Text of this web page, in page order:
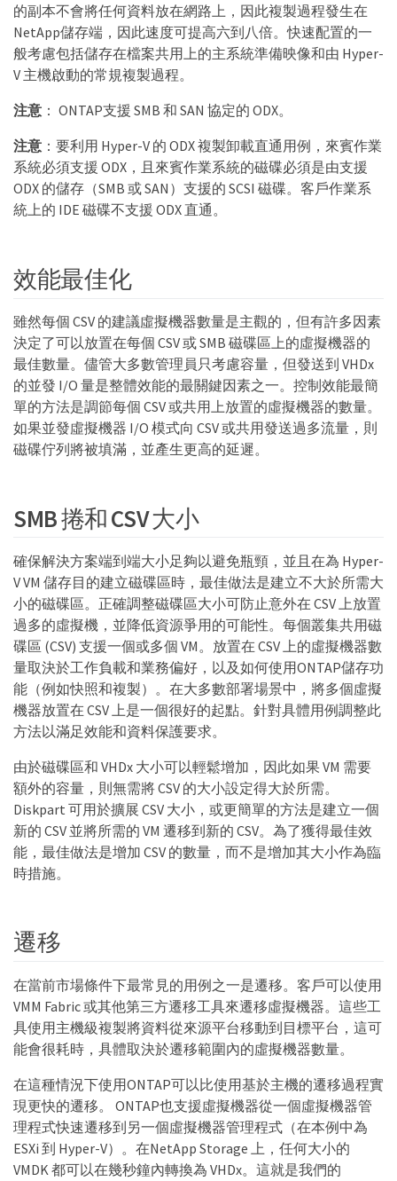
的副本不會將任何資料放在網路上，因此複製過程發生在
NetApp儲存端，因此速度可提高六到八倍。快速配置的一
般考慮包括儲存在檔案共用上的主系統準備映像和由 Hyper-
V 主機啟動的常規複製過程。
注意： ONTAP支援 SMB 和 SAN 協定的 ODX。
注意：要利用 Hyper-V 的 ODX 複製卸載直通用例，來賓作業
系統必須支援 ODX，且來賓作業系統的磁碟必須是由支援
ODX 的儲存（SMB 或 SAN）支援的 SCSI 磁碟。客戶作業系
統上的 IDE 磁碟不支援 ODX 直通。
效能最佳化
雖然每個 CSV 的建議虛擬機器數量是主觀的，但有許多因素
決定了可以放置在每個 CSV 或 SMB 磁碟區上的虛擬機器的
最佳數量。儘管大多數管理員只考慮容量，但發送到 VHDx
的並發 I/O 量是整體效能的最關鍵因素之一。控制效能最簡
單的方法是調節每個 CSV 或共用上放置的虛擬機器的數量。
如果並發虛擬機器 I/O 模式向 CSV 或共用發送過多流量，則
磁碟佇列將被填滿，並產生更高的延遲。
SMB 捲和 CSV 大小
確保解決方案端到端大小足夠以避免瓶頸，並且在為 Hyper-
V VM 儲存目的建立磁碟區時，最佳做法是建立不大於所需大
小的磁碟區。正確調整磁碟區大小可防止意外在 CSV 上放置
過多的虛擬機，並降低資源爭用的可能性。每個叢集共用磁
碟區 (CSV) 支援一個或多個 VM。放置在 CSV 上的虛擬機器數
量取決於工作負載和業務偏好，以及如何使用ONTAP儲存功
能（例如快照和複製）。在大多數部署場景中，將多個虛擬
機器放置在 CSV 上是一個很好的起點。針對具體用例調整此
方法以滿足效能和資料保護要求。
由於磁碟區和 VHDx 大小可以輕鬆增加，因此如果 VM 需要
額外的容量，則無需將 CSV 的大小設定得大於所需。
Diskpart 可用於擴展 CSV 大小，或更簡單的方法是建立一個
新的 CSV 並將所需的 VM 遷移到新的 CSV。為了獲得最佳效
能，最佳做法是增加 CSV 的數量，而不是增加其大小作為臨
時措施。
遷移
在當前市場條件下最常見的用例之一是遷移。客戶可以使用
VMM Fabric 或其他第三方遷移工具來遷移虛擬機器。這些工
具使用主機級複製將資料從來源平台移動到目標平台，這可
能會很耗時，具體取決於遷移範圍內的虛擬機器數量。
在這種情況下使用ONTAP可以比使用基於主機的遷移過程實
現更快的遷移。 ONTAP也支援虛擬機器從一個虛擬機器管
理程式快速遷移到另一個虛擬機器管理程式（在本例中為
ESXi 到 Hyper-V）。在NetApp Storage 上，任何大小的
VMDK 都可以在幾秒鐘內轉換為 VHDx。這就是我們的